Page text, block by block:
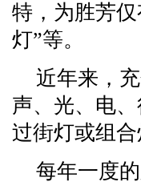
特，为胜芳
灯”等。
近年来，
声、光、电
过街灯或组
每年一度